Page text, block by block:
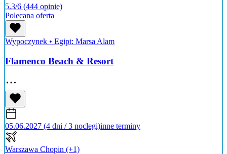
5.3/6 (444 opinie)
Polecana oferta
Wypoczynek • Egipt: Marsa Alam
Flamenco Beach & Resort
05.06.2027 (4 dni / 3 noclegi)inne terminy
Warszawa Chopin (+1)